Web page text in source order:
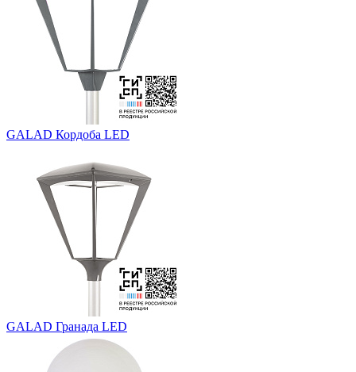
GALAD Кордоба LED
GALAD Гранада LED